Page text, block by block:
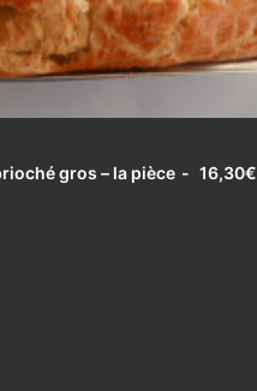
LIRE LA SUITE
gros – la pièce 16,30€